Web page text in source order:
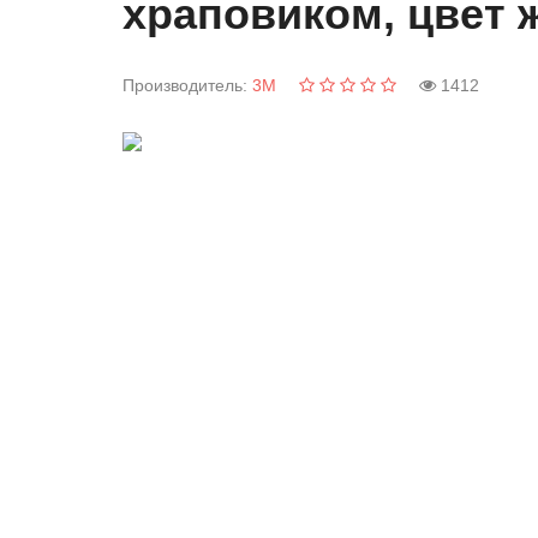
храповиком, цвет
Производитель 3M 1412